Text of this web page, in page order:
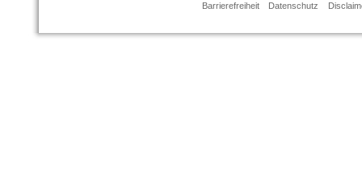
Barrierefreiheit Datenschutz